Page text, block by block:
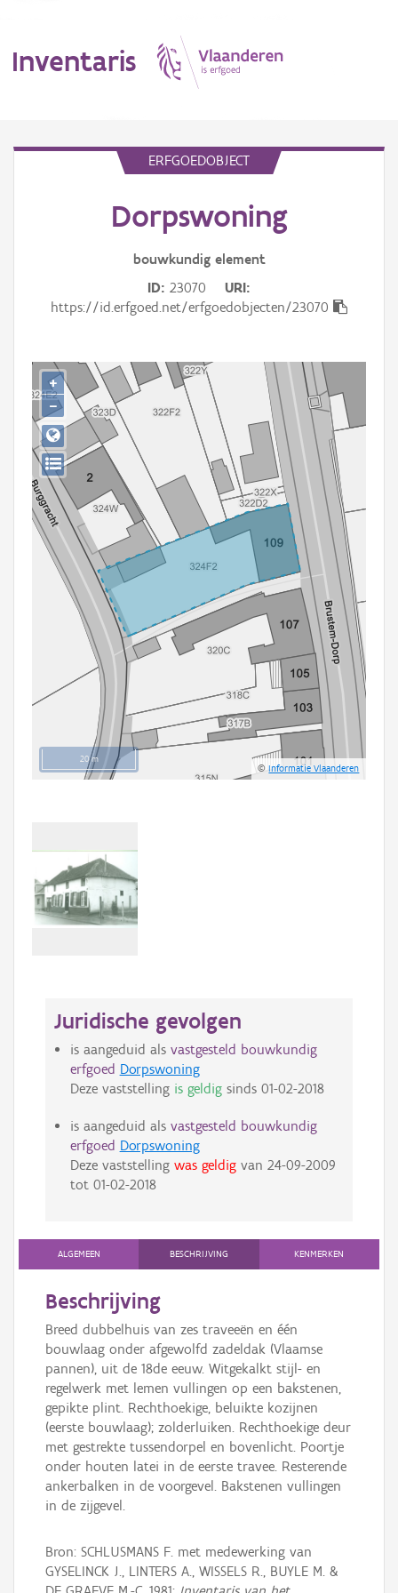
Inventaris
Gebeurtenis
Persoon of collectief
Downloads
Hergebruik
Aanmelden
ERFGOEDOBJECT
Dorpswoning
bouwkundig element
ID 23070
URI
https://id.erfgoed.net/erfgoedobjecten/23070
20 m
©Informatie Vlaanderen
+
−
Juridische gevolgen
is aangeduid als vastgesteld bouwkundig
erfgoed Dorpswoning
Deze vaststelling is geldigsinds 01-02-2018
is aangeduid als vastgesteld bouwkundig
erfgoed Dorpswoning
Deze vaststelling was geldigvan 24-09-2009
tot 01-02-2018
ALGEMEEN BESCHRIJVING KENMERKEN
Beschrijving
Breed dubbelhuis van zes traveeën en één
bouwlaag onder afgewolfd zadeldak (Vlaamse
pannen), uit de 18de eeuw. Witgekalkt stijl- en
regelwerk met lemen vullingen op een bakstenen,
gepikte plint. Rechthoekige, beluikte kozijnen
(eerste bouwlaag); zolderluiken. Rechthoekige deur
met gestrekte tussendorpel en bovenlicht. Poortje
onder houten latei in de eerste travee. Resterende
ankerbalken in de voorgevel. Bakstenen vullingen
in de zijgevel.
Bron: SCHLUSMANS F. met medewerking van
GYSELINCK J., LINTERS A., WISSELS R., BUYLE M. &